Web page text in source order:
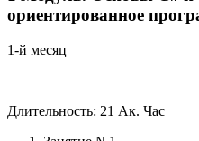
ориентированное
1-й месяц
Длительность: 21 Ак. Час